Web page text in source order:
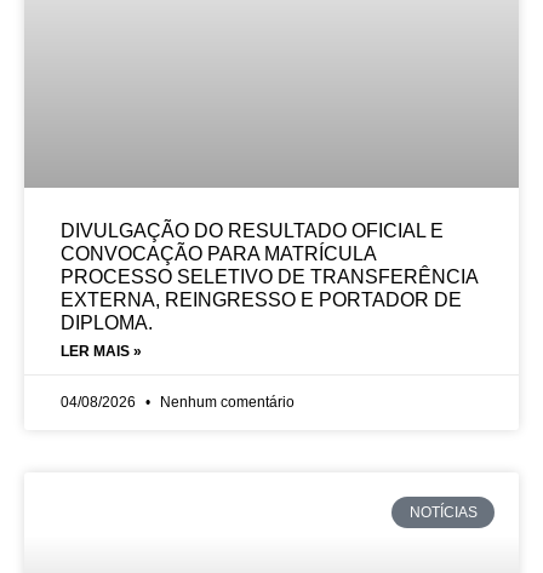
DIVULGAÇÃO DO RESULTADO OFICIAL E
CONVOCAÇÃO PARA MATRÍCULA
PROCESSO SELETIVO DE TRANSFERÊNCIA
EXTERNA, REINGRESSO E PORTADOR DE
DIPLOMA.
LER MAIS »
04/08/2026 Nenhum comentário
NOTÍCIAS